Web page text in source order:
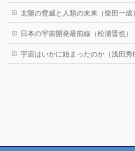
太陽の脅威と人類の未来（柴田一成
日本の宇宙開発最前線（松浦晋也）
宇宙はいかに始まったのか（浅田秀